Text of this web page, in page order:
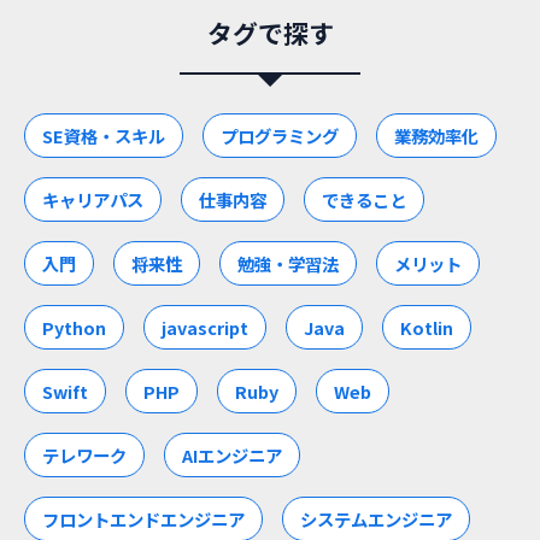
タグで探す
SE資格・スキル プログラミング 業務効率化
キャリアパス 仕事内容 できること
入門 将来性 勉強・学習法 メリット
Python javascript Java Kotlin
Swift PHP Ruby Web
テレワーク AIエンジニア
フロントエンドエンジニア システムエンジニア